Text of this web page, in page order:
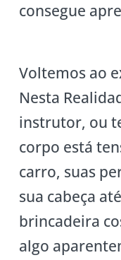
consegue
Voltemos ao
Nesta
instrutor, ou
corpo está
carro, suas
sua cabeça
brincadeira
algo